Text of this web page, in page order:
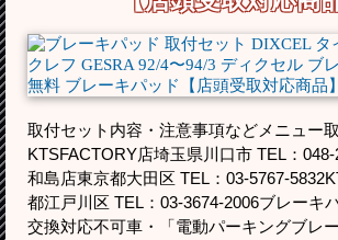
取付セット内容・注意事項などメニュー
KTSFACTORY店埼玉県川口市 TEL：
和島店東京都大田区 TEL：03-5767-
都江戸川区 TEL：03-3674-2006ブレーキ
交換対応不可車・「電動パーキングブレ